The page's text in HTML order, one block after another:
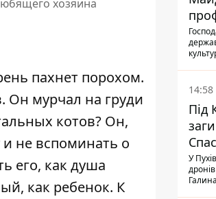
хозяина
пахнет порохом.
Он мурчал на груди
котов? Он,
и не вспоминать о
его, как душа
как ребенок. К
14:58
Під
У